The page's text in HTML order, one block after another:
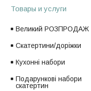
Товары и услуги
Великий РОЗПРОДАЖ
Скатертини/доріжки
Кухонні набори
Подарункові набори
скатертин